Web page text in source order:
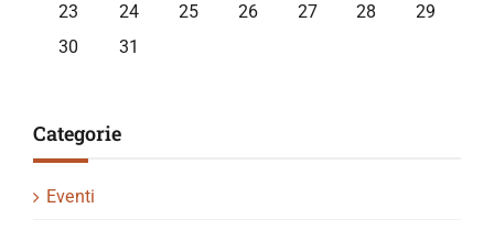
23
24 25 26 27 28
29
30
31
Categorie
Eventi